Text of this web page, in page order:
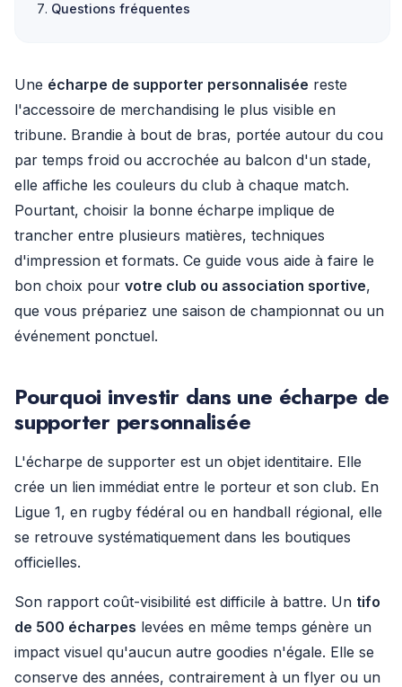
Questions fréquentes
Une écharpe de supporter personnalisée reste
l'accessoire de merchandising le plus visible en
tribune. Brandie à bout de bras, portée autour du cou
par temps froid ou accrochée au balcon d'un stade,
elle affiche les couleurs du club à chaque match.
Pourtant, choisir la bonne écharpe implique de
trancher entre plusieurs matières, techniques
d'impression et formats. Ce guide vous aide à faire le
bon choix pour votre club ou association sportive,
que vous prépariez une saison de championnat ou un
événement ponctuel.
Pourquoi investir dans une écharpe de
supporter personnalisée
L'écharpe de supporter est un objet identitaire. Elle
crée un lien immédiat entre le porteur et son club. En
Ligue 1, en rugby fédéral ou en handball régional, elle
se retrouve systématiquement dans les boutiques
officielles.
Son rapport coût-visibilité est difficile à battre. Un tifo
de 500 écharpes levées en même temps génère un
impact visuel qu'aucun autre goodies n'égale. Elle se
conserve des années, contrairement à un flyer ou un